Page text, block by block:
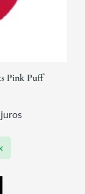
Pink Puff